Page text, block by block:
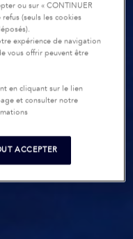
ou sur « CONTINUER
(seuls les cookies
expérience de navigation
vous offrir peuvent être
en cliquant sur le lien
et consulter notre
ACCEPTER